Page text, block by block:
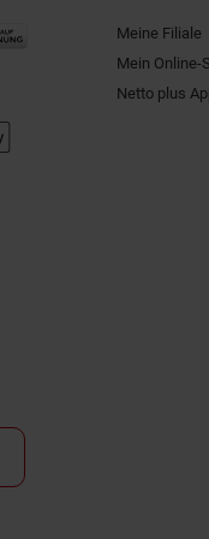
Meine Filiale
Mein Online-
Netto plus